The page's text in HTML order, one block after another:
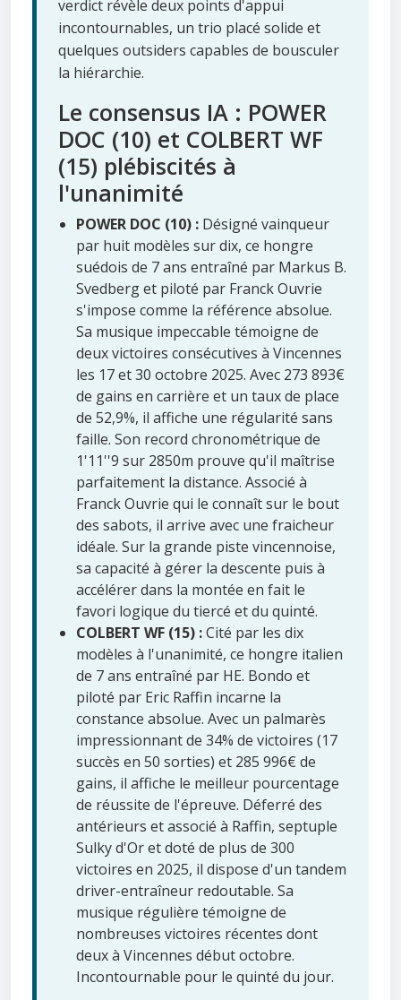
verdict révèle deux points d'appui
incontournables, un trio placé solide et
quelques outsiders capables de bousculer
la hiérarchie.
Le consensus IA : POWER
DOC (10) et COLBERT WF
(15) plébiscités à
l'unanimité
POWER DOC (10) : Désigné vainqueur
par huit modèles sur dix, ce hongre
suédois de 7 ans entraîné par Markus B.
Svedberg et piloté par Franck Ouvrie
s'impose comme la référence absolue.
Sa musique impeccable témoigne de
deux victoires consécutives à Vincennes
les 17 et 30 octobre 2025. Avec 273 893€
de gains en carrière et un taux de place
de 52,9%, il affiche une régularité sans
faille. Son record chronométrique de
1'11''9 sur 2850m prouve qu'il maîtrise
parfaitement la distance. Associé à
Franck Ouvrie qui le connaît sur le bout
des sabots, il arrive avec une fraicheur
idéale. Sur la grande piste vincennoise,
sa capacité à gérer la descente puis à
accélérer dans la montée en fait le
favori logique du tiercé et du quinté.
COLBERT WF (15) :Cité par les dix
modèles à l'unanimité, ce hongre italien
de 7 ans entraîné par HE. Bondo et
piloté par Eric Raffin incarne la
constance absolue. Avec un palmarès
impressionnant de 34% de victoires (17
succès en 50 sorties) et 285 996€ de
gains, il affiche le meilleur pourcentage
de réussite de l'épreuve. Déferré des
antérieurs et associé à Raffin, septuple
Sulky d'Or et doté de plus de 300
victoires en 2025, il dispose d'un tandem
driver-entraîneur redoutable. Sa
musique régulière témoigne de
nombreuses victoires récentes dont
deux à Vincennes début octobre.
Incontournable pour le quinté du jour.